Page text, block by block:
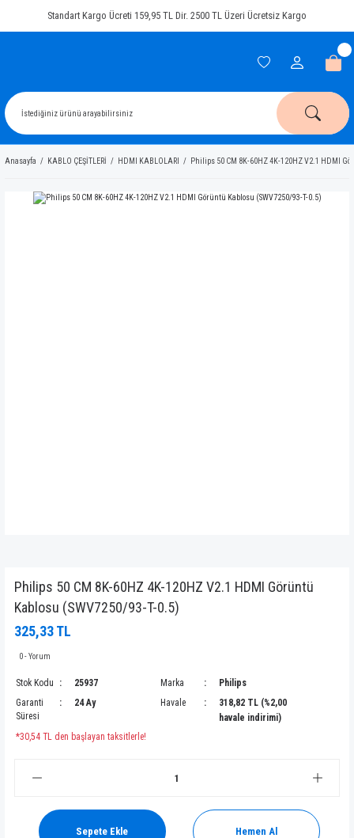
Standart Kargo Ücreti 159,95 TL Dir. 2500 TL Üzeri Ücretsiz Kargo
Anasayfa KABLO ÇEŞİTLERİ HDMI KABLOLARI Philips 50 CM 8K-60HZ 4K-120HZ V2.1 HDMI
Philips 50 CM 8K-60HZ 4K-120HZ V2.1 HDMI Görüntü
Kablosu (SWV7250/93-T-0.5)
325,33 TL
0 - Yorum
Stok Kodu 25937 Marka
Philips
Garanti
Süresi
24 Ay Havale
318,82 TL (%2,00
havale indirimi)
*30,54 TL den başlayan taksitlerle!
Sepete Ekle Hemen Al